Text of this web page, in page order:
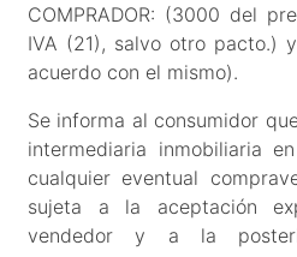
COMPRADOR: (3000 del
IVA (21), salvo otro pacto.)
acuerdo con el mismo).
Se informa al consumidor
intermediaria inmobiliaria
cualquier eventual
sujeta a la aceptación
vendedor y a la